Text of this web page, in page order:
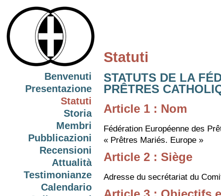
Benvenuti
Presentazione
Statuti
Storia
Membri
Pubblicazioni
Recensioni
Attualità
Testimonianze
Calendario
Statuti
STATUTS DE LA
PRÊTRES
Article 1 : Nom
Fédération Européenne des
« Prêtres Mariés. Europe »
Article 2 : Siège
Adresse du secrétariat du